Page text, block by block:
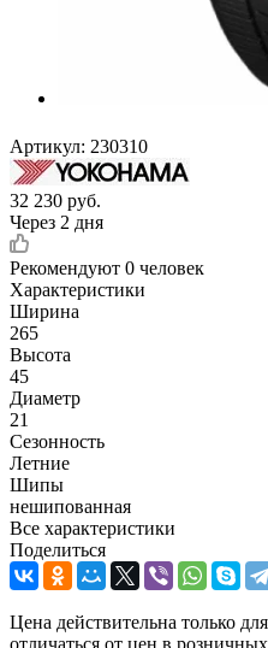
Артикул: 230310
32 230 руб.
Через 2 дня
Рекомендуют 0 человек
Характеристики
Ширина
265
Высота
45
Диаметр
21
Сезонность
Летние
Шипы
нешипованная
Все характеристики
Поделиться
Цена действительна только
отличаться от цен в